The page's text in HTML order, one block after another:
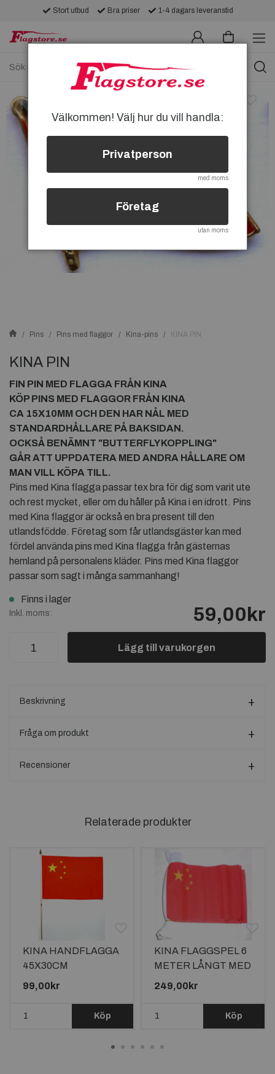
Stort utbud Bra priser 1-4 dagars leveranstid
Pins Pins med flaggor Kina-pins KINA PIN
KINA PIN
FIN PIN MED FLAGGA FRÅN KINA
KÖP PINS MED FLAGGOR FRÅN KINA
CA 15X10MM OCH DEN HAR NÅL MED
STANDARDHÅLLARE PÅ BAKSIDAN.
OCKSÅ BENÄMNT "BUTTERFLYKOPPLING"
GÅR ATT UPPDATERA MED ANDRA HÅLLARE OM
MAN VILL KÖPA TILL.
Pins med Kina flagga passar tex bra för dig som varit ute
och rest mycket, eller om du håller på Kina i en idrott. Pins
med Kina flaggor är också en bra present till den
utlandsfödde. Företag som får utlandsgäster kan med
fördel använda pins med Kina flagga från gästernas
hemland på personalens kläder. Pins med Kina flaggor
passar som sagt i många sammanhang!
Finns i lager
Inkl. moms: 59,00kr
Lägg till varukorgen
Beskrivning
Fråga om produkt
Recensioner
Relaterade produkter
KINA HANDFLAGGA
45X30CM
99,00kr
Köp
KINA FLAGGSPEL 6
METER LÅNGT MED
20 FLAGGOR
249,00kr
Köp
Välkommen! Välj hur du vill handla:
Privatperson
med moms
Företag
utan moms